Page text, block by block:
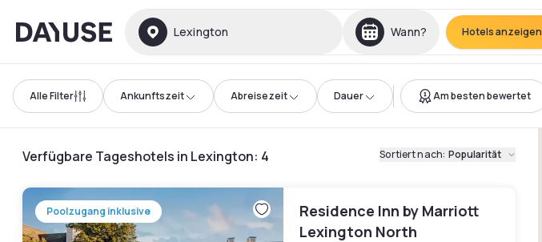
Dayuse Lexington Wann? Hotels anzeigen
Alle Filter Ankunftszeit Abreisezeit Dauer Am besten bewertet
Verfügbare Tageshotels in Lexington: 4 Sortiert nach: Popularität
Poolzugang inklusive
Residence Inn by Marriott
Lexington North